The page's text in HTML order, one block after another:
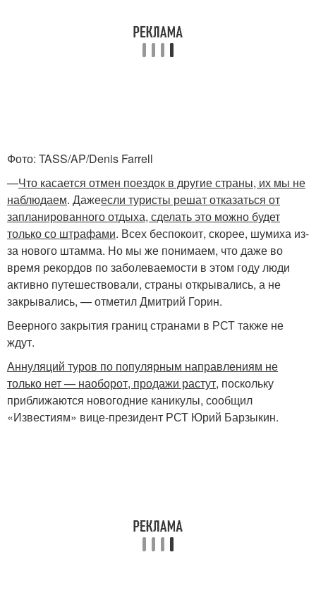
Фото: TASS/AP/Denis Farrell
—Что касается отмен поездок в другие страны, их мы не
наблюдаем. Дажеесли туристы решат отказаться от
запланированного отдыха, сделать это можно будет
только со штрафами. Всех беспокоит, скорее, шумиха из-
за нового штамма. Но мы же понимаем, что даже во
время рекордов по заболеваемости в этом году люди
активно путешествовали, страны открывались, а не
закрывались, — отметил Дмитрий Горин.
Веерного закрытия границ странами в РСТ также не
ждут.
Аннуляций туров по популярным направлениям не
только нет — наоборот, продажи растут, поскольку
приближаются новогодние каникулы, сообщил
«Известиям» вице-президент РСТ Юрий Барзыкин.